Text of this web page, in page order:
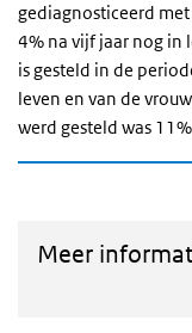
gediagnosticeerd
4% na vijf jaar nog in
is gesteld in de
leven en van de
werd gesteld was
Meer